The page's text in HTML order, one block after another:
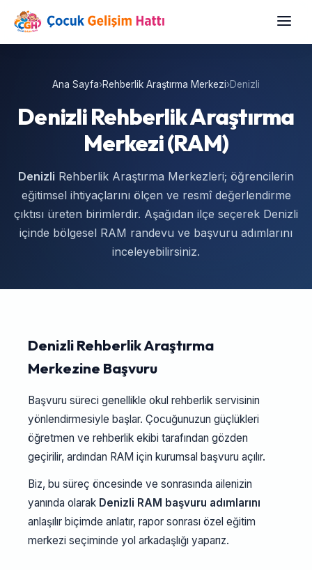
Ana Sayfa›Rehberlik Araştırma Merkezi›Denizli
Denizli Rehberlik Araştırma
Merkezi (RAM)
Denizli Rehberlik Araştırma Merkezleri; öğrencilerin
eğitimsel ihtiyaçlarını ölçen ve resmî değerlendirme
çıktısı üreten birimlerdir. Aşağıdan ilçe seçerek Denizli
içinde bölgesel RAM randevu ve başvuru adımlarını
inceleyebilirsiniz.
Denizli Rehberlik Araştırma
Merkezine Başvuru
Başvuru süreci genellikle okul rehberlik servisinin
yönlendirmesiyle başlar. Çocuğunuzun güçlükleri
öğretmen ve rehberlik ekibi tarafından gözden
geçirilir, ardından RAM için kurumsal başvuru açılır.
Biz, bu süreç öncesinde ve sonrasında ailenizin
yanında olarak Denizli RAM başvuru adımlarını
anlaşılır biçimde anlatır, rapor sonrası özel eğitim
merkezi seçiminde yol arkadaşlığı yaparız.